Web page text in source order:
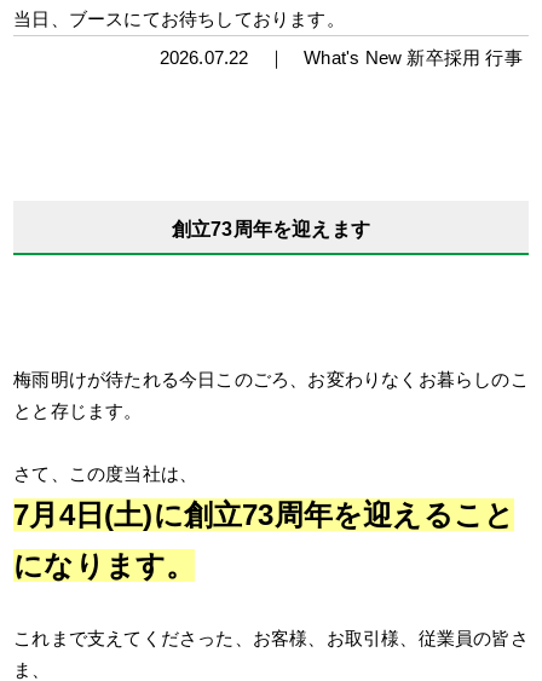
当日、ブースにてお待ちしております。
2026.07.22 ｜What's New 新卒採用 行事
創立73周年を迎えます
梅雨明けが待たれる今日このごろ、お変わりなくお暮らしのこ
とと存じます。
さて、この度当社は、
7月4日(土)に創立73周年を迎えること
になります。
これまで支えてくださった、お客様、お取引様、従業員の皆さ
ま、